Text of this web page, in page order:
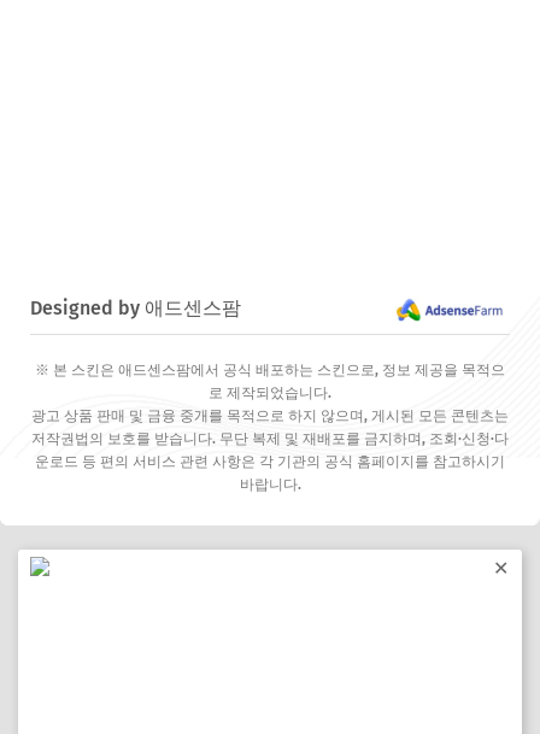
Designed by 애드센스팜
※ 본 스킨은 애드센스팜에서 공식 배포하는 스킨으로, 정보 제공을 목적으
로 제작되었습니다.
광고 상품 판매 및 금융 중개를 목적으로 하지 않으며, 게시된 모든 콘텐츠는
저작권법의 보호를 받습니다. 무단 복제 및 재배포를 금지하며, 조회·신청·다
운로드 등 편의 서비스 관련 사항은 각 기관의 공식 홈페이지를 참고하시기
바랍니다.
✕